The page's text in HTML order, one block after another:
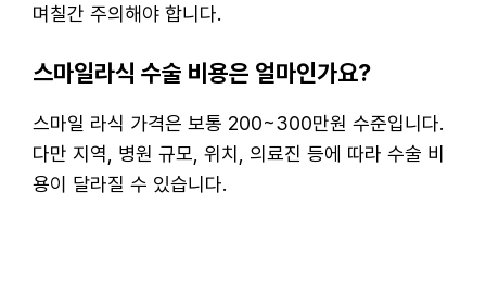
며칠간 주의해야 합니다.
스마일라식 수술 비용은 얼마인가요?
스마일 라식 가격은 보통 200~300만원 수준입니다.
다만 지역, 병원 규모, 위치, 의료진 등에 따라 수술 비
용이 달라질 수 있습니다.